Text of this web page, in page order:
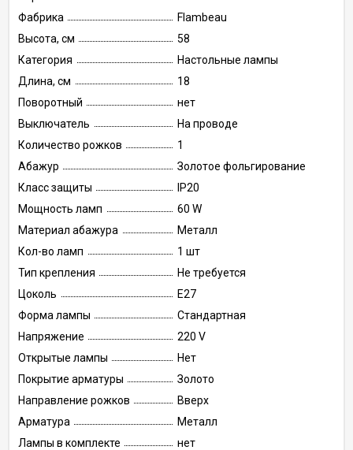
Фабрика
Flambeau
Высота, см
58
Категория
Настольные лампы
Длина, см
18
Поворотный
нет
Выключатель
На проводе
Количество рожков
1
Абажур
Золотое фольгирование
Класс защиты
IP20
Мощность ламп
60 W
Материал абажура
Металл
Кол-во ламп
1 шт
Тип крепления
Не требуется
Цоколь
E27
Форма лампы
Стандартная
Напряжение
220 V
Открытые лампы
Нет
Покрытие арматуры
Золото
Направление рожков
Вверх
Арматура
Металл
Лампы в комплекте
нет